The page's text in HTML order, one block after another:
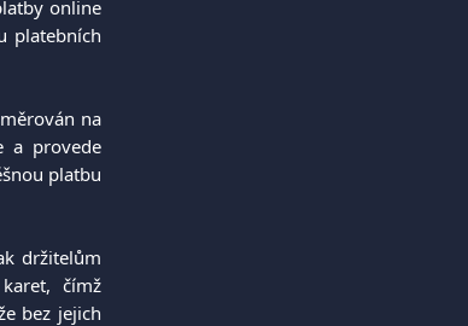
online
platebních
na
a provede
platbu
držitelům
čímž
bez jejich